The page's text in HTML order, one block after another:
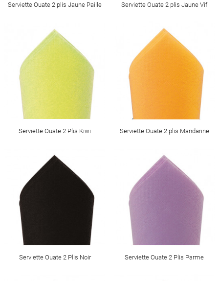
Serviette Ouate 2 plis Jaune Paille Serviette Ouate 2 plis Jaune Vif
Serviette Ouate 2 Plis Kiwi Serviette Ouate 2 plis Mandarine
Serviette Ouate 2 Plis Noir Serviette Ouate 2 Plis Parme